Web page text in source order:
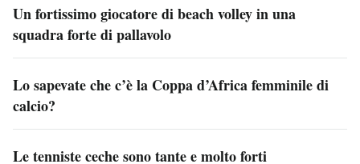
Un fortissimo giocatore di beach volley in una
squadra forte di pallavolo
Lo sapevate che c’è la Coppa d’Africa femminile di
calcio?
Le tenniste ceche sono tante e molto forti